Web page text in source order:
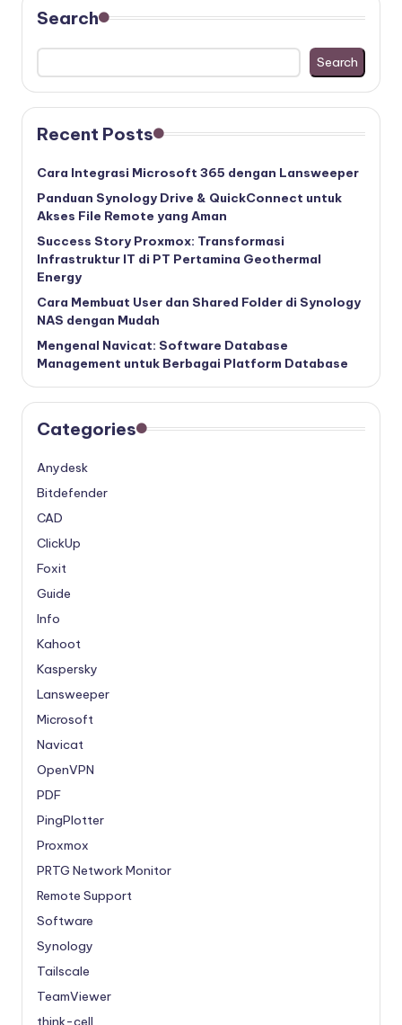
Search
Search
Recent Posts
Cara Integrasi Microsoft 365 dengan Lansweeper
Panduan Synology Drive & QuickConnect untuk
Akses File Remote yang Aman
Success Story Proxmox: Transformasi
Infrastruktur IT di PT Pertamina Geothermal
Energy
Cara Membuat User dan Shared Folder di Synology
NAS dengan Mudah
Mengenal Navicat: Software Database
Management untuk Berbagai Platform Database
Categories
Anydesk
Bitdefender
CAD
ClickUp
Foxit
Guide
Info
Kahoot
Kaspersky
Lansweeper
Microsoft
Navicat
OpenVPN
PDF
PingPlotter
Proxmox
PRTG Network Monitor
Remote Support
Software
Synology
Tailscale
TeamViewer
think-cell